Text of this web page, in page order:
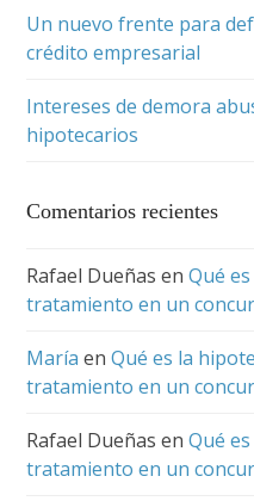
Un nuevo frente para
crédito empresarial
Intereses de demora
hipotecarios
Comentarios recientes
Rafael Dueñas enQué
tratamiento en un
María enQué es la
tratamiento en un
Rafael Dueñas enQué
tratamiento en un